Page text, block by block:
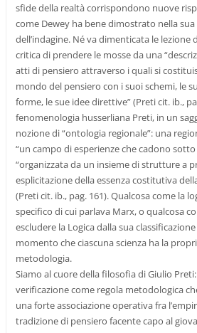
sfide della realtà corrispondono nuove
come Dewey ha bene dimostrato nella
dell’indagine. Né va dimenticata le lezione
critica di prendere le mosse da una
atti di pensiero attraverso i quali si
mondo del pensiero con i suoi schemi, le
forme, le sue idee direttive” (Preti cit. ib.,
fenomenologia husserliana Preti, in un
nozione di “ontologia regionale”: una
“un campo di esperienze che cadono sotto
“organizzata da un insieme di strutture a
esplicitazione della essenza costitutiva
(Preti cit. ib., pag. 161). Qualcosa come la
specifico di cui parlava Marx, o qualcosa
escludere la Logica dalla sua
momento che ciascuna scienza ha la
metodologia.
Siamo al cuore della filosofia di Giulio
verificazione come regola metodologica
una forte associazione operativa fra
tradizione di pensiero facente capo al